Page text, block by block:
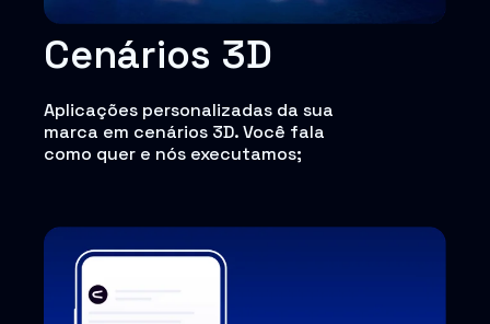
Cenários 3D
Aplicações personalizadas da sua
marca em cenários 3D. Você fala
como quer e nós executamos;